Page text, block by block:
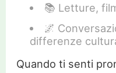
📚 Letture,
🌌
differenze
Quando ti senti